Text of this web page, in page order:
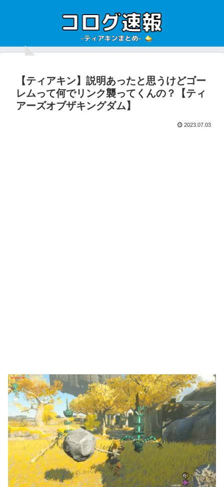
【ティアキン】説明あったと思うけどゴー
レムって何でリンク襲ってくんの？【ティ
アーズオブザキングダム】
2023.07.03